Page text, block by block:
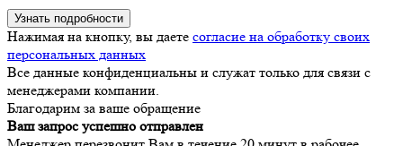
Узнать подробности
Нажимая на кнопку, вы даете согласие на обработку своих
персональных данных
Все данные конфиденциальны и служат только для связи с
менеджерами компании.
Благодарим за ваше обращение
Ваш запрос успешно отправлен